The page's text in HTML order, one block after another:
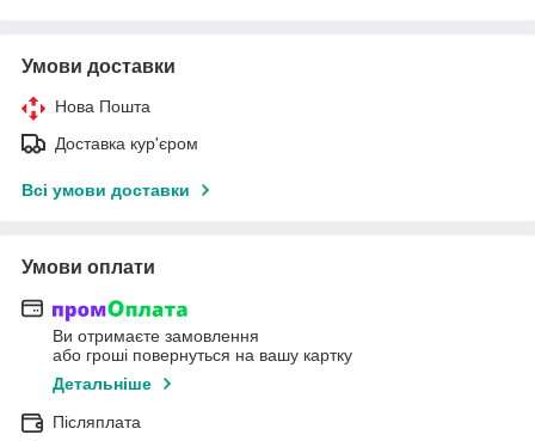
Умови доставки
Нова Пошта
Доставка кур'єром
Всі умови доставки
Умови оплати
Ви отримаєте замовлення
або гроші повернуться на вашу картку
Детальніше
Післяплата